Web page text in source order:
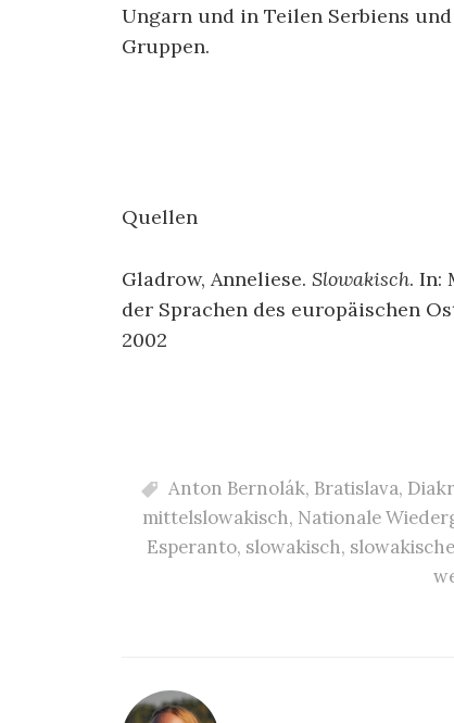
Ungarn und in Teilen Serbiens
Gruppen.
Quellen
Gladrow, Anneliese. Slowakisch. In:
der Sprachen des europäischen
2002
Anton Bernolák, Bratislava,
mittelslowakisch, Nationale
Esperanto, slowakisch,